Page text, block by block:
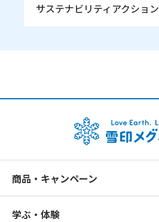
サステナビリティアクション
商品・キャンペーン
学ぶ・体験